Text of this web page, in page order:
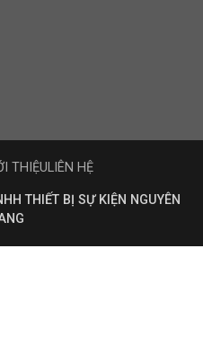
THIẾT BỊ SỰ KIỆN NGUYÊN
THIỆULIÊN HỆ